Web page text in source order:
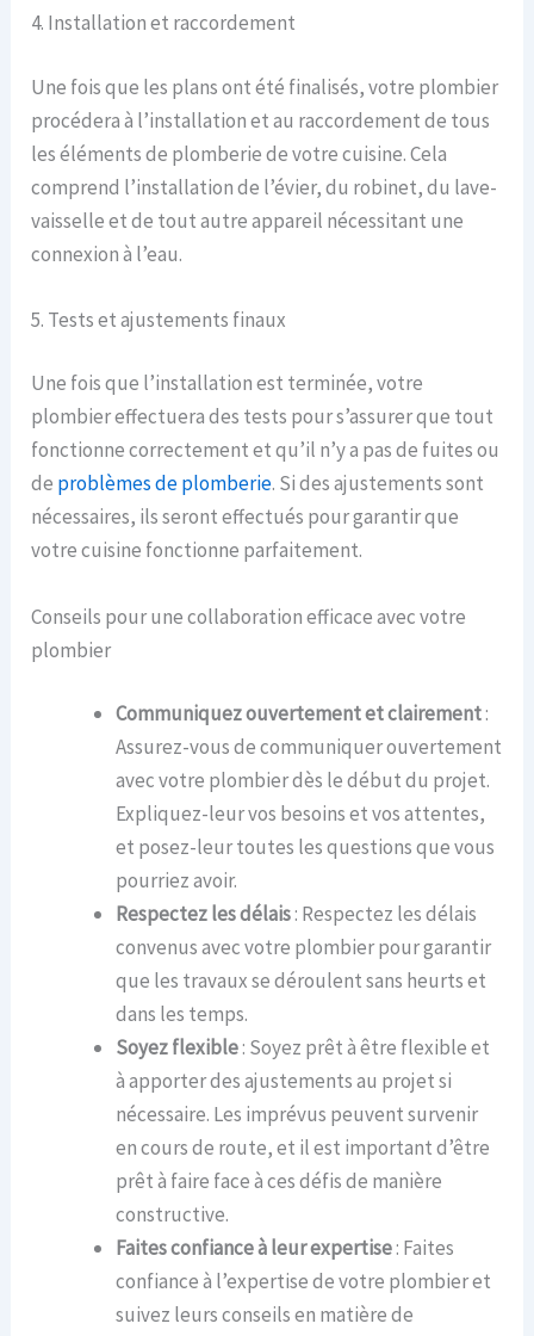
4. Installation et raccordement
Une fois que les plans ont été finalisés, votre plombier
procédera à l’installation et au raccordement de tous
les éléments de plomberie de votre cuisine. Cela
comprend l’installation de l’évier, du robinet, du lave-
vaisselle et de tout autre appareil nécessitant une
connexion à l’eau.
5. Tests et ajustements finaux
Une fois que l’installation est terminée, votre
plombier effectuera des tests pour s’assurer que tout
fonctionne correctement et qu’il n’y a pas de fuites ou
de problèmes de plomberie. Si des ajustements sont
nécessaires, ils seront effectués pour garantir que
votre cuisine fonctionne parfaitement.
Conseils pour une collaboration efficace avec votre
plombier
Communiquez ouvertement et clairement:
Assurez-vous de communiquer ouvertement
avec votre plombier dès le début du projet.
Expliquez-leur vos besoins et vos attentes,
et posez-leur toutes les questions que vous
pourriez avoir.
Respectez les délais: Respectez les délais
convenus avec votre plombier pour garantir
que les travaux se déroulent sans heurts et
dans les temps.
Soyez flexible: Soyez prêt à être flexible et
à apporter des ajustements au projet si
nécessaire. Les imprévus peuvent survenir
en cours de route, et il est important d’être
prêt à faire face à ces défis de manière
constructive.
Faites confiance à leur expertise: Faites
confiance à l’expertise de votre plombier et
suivez leurs conseils en matière de